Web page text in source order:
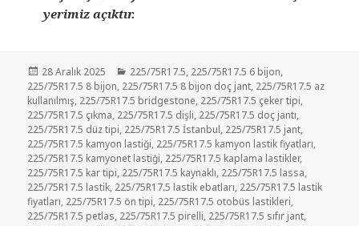
yerimiz açıktır.
Yayın
tarihi
28 Aralık 2025 Kategoriler
225/75R17.5, 225/75R17.5 6 bijon,
225/75R17.5 8 bijon, 225/75R17.5 8 bijon doç jant, 225/75R17.5 az
kullanılmış, 225/75R17.5 bridgestone, 225/75R17.5 çeker tipi,
225/75R17.5 çıkma, 225/75R17.5 dişli, 225/75R17.5 doç jantı,
225/75R17.5 düz tipi, 225/75R17.5 İstanbul, 225/75R17.5 jant,
225/75R17.5 kamyon lastiği, 225/75R17.5 kamyon lastik fiyatları,
225/75R17.5 kamyonet lastiği, 225/75R17.5 kaplama lastikler,
225/75R17.5 kar tipi, 225/75R17.5 kaynaklı, 225/75R17.5 lassa,
225/75R17.5 lastik, 225/75R17.5 lastik ebatları, 225/75R17.5 lastik
fiyatları, 225/75R17.5 ön tipi, 225/75R17.5 otobüs lastikleri,
225/75R17.5 petlas, 225/75R17.5 pirelli, 225/75R17.5 sıfır jant,